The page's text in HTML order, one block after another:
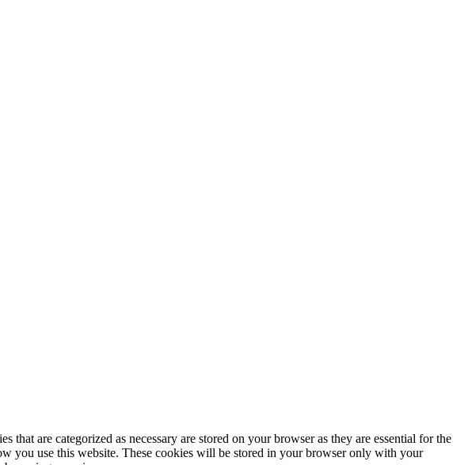
are categorized as necessary are stored on your browser as they are essential for the
you use this website. These cookies will be stored in your browser only with your